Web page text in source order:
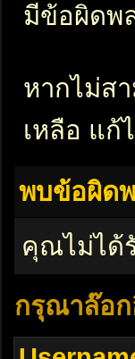
มีข้อผิดพ
หากไม่ส
เหลือ แ
พบข้อผิด
คุณไม่ได้
กรุณาล๊อก